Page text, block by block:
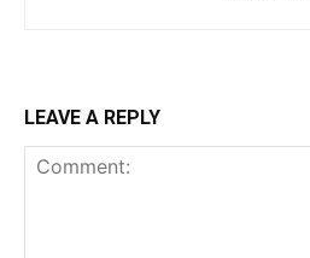
LEAVE A REPLY